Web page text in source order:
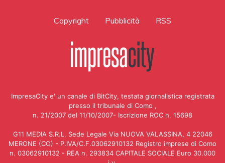
Copyright Pubblicità RSS
ImpresaCity e' un canale di BitCity, testata giornalistica registrata
presso il tribunale di Como ,
n. 21/2007 del 11/10/2007- Iscrizione ROC n. 15698
G11 MEDIA S.R.L. Sede Legale Via NUOVA VALASSINA, 4 22046
MERONE (CO) - P.IVA/C.F.03062910132 Registro imprese di Como
n. 03062910132 - REA n. 293834 CAPITALE SOCIALE Euro 30.000